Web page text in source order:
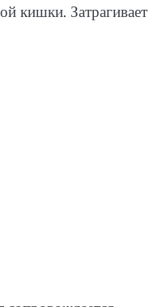
кишки. Затрагивает